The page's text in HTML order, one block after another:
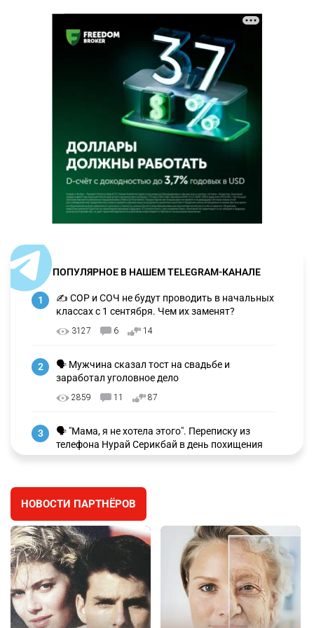
ПОПУЛЯРНОЕ В НАШЕМ TELEGRAM-КАНАЛЕ
1
✍️ СОР и СОЧ не будут проводить в начальных
классах с 1 сентября. Чем их заменят?
3127 6 14
2
🗣 Мужчина сказал тост на свадьбе и
заработал уголовное дело
2859 11 87
3
🗣 "Мама, я не хотела этого". Переписку из
телефона Нурай Серикбай в день похищения
зачитали в суде
⚠️ Доброе утро, друзья! Предлагаем обзор
главных новостей за 4 августа
2681 0 1
5
🗣Глава государства направил телеграмму
соболезнования родным и близким Халық
қаһарманы Ивана Гапича
2690 2 42
НОВОСТИ ПАРТНЁРОВ